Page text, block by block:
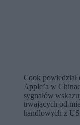
Cook powiedział
Apple’a w
sygnałów
trwających od
handlowych z